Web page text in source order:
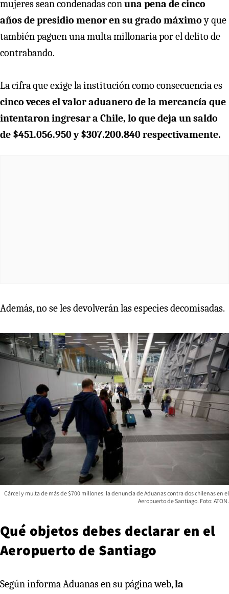
mujeres sean condenadas con una pena de cinco
años de presidio menor en su grado máximoy que
también paguen una multa millonaria por el delito de
contrabando.
La cifra que exige la institución como consecuencia es
cinco veces el valor aduanero de la mercancía que
intentaron ingresar a Chile, lo que deja un saldo
de $451.056.950 y $307.200.840 respectivamente.
Además, no se les devolverán las especies decomisadas.
Cárcel y multa de más de $700 millones: la denuncia de Aduanas contra dos chilenas en el
Aeropuerto de Santiago. Foto: ATON.
Qué objetos debes declarar en el
Aeropuerto de Santiago
Según informa Aduanas en su página web,la